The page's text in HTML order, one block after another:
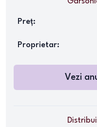
Preț:
Proprietar:
Vezi